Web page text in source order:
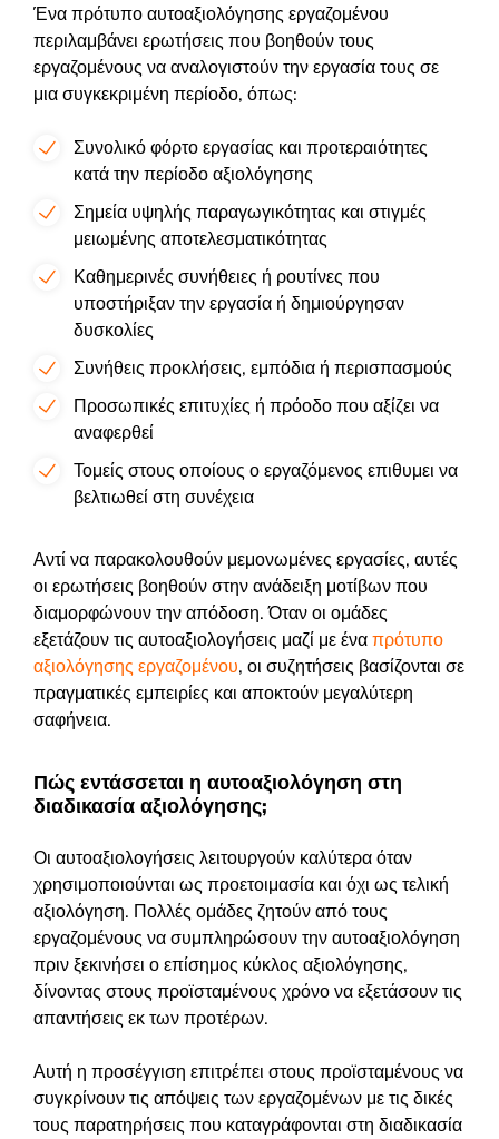
Ένα πρότυπο αυτοαξιολόγησης εργαζομένου
περιλαμβάνει ερωτήσεις που βοηθούν τους
εργαζομένους να αναλογιστούν την εργασία τους σε
μια συγκεκριμένη περίοδο, όπως:
Συνολικό φόρτο εργασίας και προτεραιότητες
κατά την περίοδο αξιολόγησης
Σημεία υψηλής παραγωγικότητας και στιγμές
μειωμένης αποτελεσματικότητας
Καθημερινές συνήθειες ή ρουτίνες που
υποστήριξαν την εργασία ή δημιούργησαν
δυσκολίες
Συνήθεις προκλήσεις, εμπόδια ή περισπασμούς
Προσωπικές επιτυχίες ή πρόοδο που αξίζει να
αναφερθεί
Τομείς στους οποίους ο εργαζόμενος επιθυμει να
βελτιωθεί στη συνέχεια
Αντί να παρακολουθούν μεμονωμένες εργασίες, αυτές
οι ερωτήσεις βοηθούν στην ανάδειξη μοτίβων που
διαμορφώνουν την απόδοση. Όταν οι ομάδες
εξετάζουν τις αυτοαξιολογήσεις μαζί με έναπρότυπο
αξιολόγησης εργαζομένου, οι συζητήσεις βασίζονται σε
πραγματικές εμπειρίες και αποκτούν μεγαλύτερη
σαφήνεια.
Πώς εντάσσεται η αυτοαξιολόγηση στη
διαδικασία αξιολόγησης;
Οι αυτοαξιολογήσεις λειτουργούν καλύτερα όταν
χρησιμοποιούνται ως προετοιμασία και όχι ως τελική
αξιολόγηση. Πολλές ομάδες ζητούν από τους
εργαζομένους να συμπληρώσουν την αυτοαξιολόγηση
πριν ξεκινήσει ο επίσημος κύκλος αξιολόγησης,
δίνοντας στους προϊσταμένους χρόνο να εξετάσουν τις
απαντήσεις εκ των προτέρων.
Αυτή η προσέγγιση επιτρέπει στους προϊσταμένους να
συγκρίνουν τις απόψεις των εργαζομένων με τις δικές
τους παρατηρήσεις που καταγράφονται στη διαδικασία